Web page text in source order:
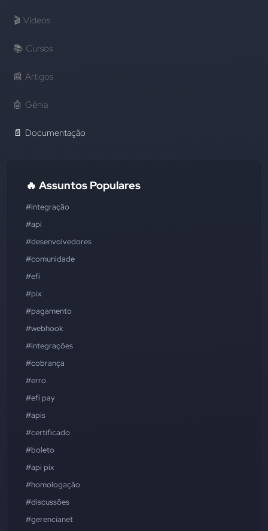
🎬 Vídeos
📚 Cursos
📰 Artigos
🤖 Gênia
📄 Documentação
🔥 Assuntos Populares
#integração
#api
#desenvolvedores
#comunidade
#efí
#pix
#pagamento
#webhook
#integrações
#cobrança
#erro
#efí pay
#apis
#certificado
#boleto
#api pix
#homologação
#discussões
#gerencianet